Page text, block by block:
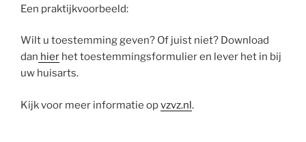
Een praktijkvoorbeeld:
Wilt u toestemming geven? Of juist niet? Download
dan hier het toestemmingsformulier en lever het in bij
uw huisarts.
Kijk voor meer informatie opvzvz.nl.